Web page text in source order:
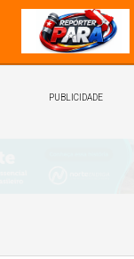
PUBLICIDADE